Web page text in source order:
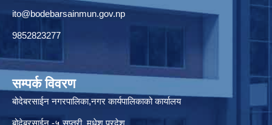
ito@bodebarsainmun.gov.np
9852823277
सम्पर्क विवरण
बोदेबरसाईन नगरपालिका,नगर कार्यपालिकाको कार्यालय